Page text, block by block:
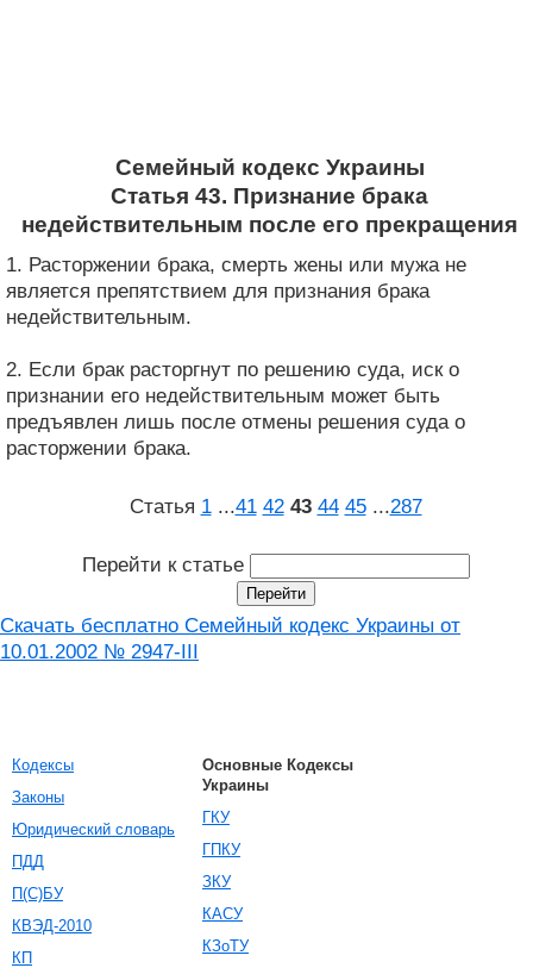
Семейный кодекс Украины
Статья 43. Признание брака
недействительным после его прекращения
1. Расторжении брака, смерть жены или мужа не
является препятствием для признания брака
недействительным.
2. Если брак расторгнут по решению суда, иск о
признании его недействительным может быть
предъявлен лишь после отмены решения суда о
расторжении брака.
Статья 1 ...41 42 43 44 45 ...287
Перейти к статье
Скачать бесплатно Семейный кодекс Украины от
10.01.2002 № 2947-III
Кодексы
Законы
Юридический словарь
ПДД
П(С)БУ
КВЭД-2010
КП
Основные Кодексы
Украины
ГКУ
ГПКУ
ЗКУ
КАСУ
КЗоТУ